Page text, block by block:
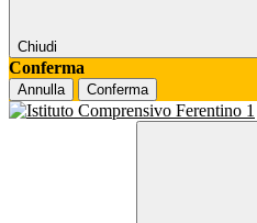
Chiudi
Conferma
Annulla Conferma